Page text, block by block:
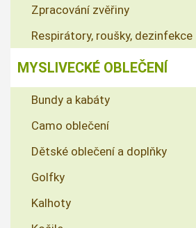
Zpracování zvěřiny
Respirátory, roušky, dezinfekce
MYSLIVECKÉ OBLEČENÍ
Bundy a kabáty
Camo oblečení
Dětské oblečení a doplňky
Golfky
Kalhoty